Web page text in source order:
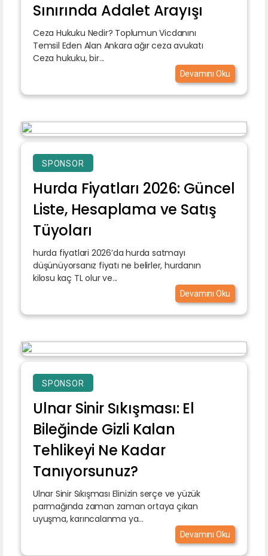
Sınırında Adalet Arayışı
Ceza Hukuku Nedir? Toplumun Vicdanını
Temsil Eden Alan Ankara ağır ceza avukatı
Ceza hukuku, bir...
Devamını Oku
SPONSOR
Hurda Fiyatları 2026: Güncel
Liste, Hesaplama ve Satış
Tüyoları
hurda fiyatlari 2026’da hurda satmayı
düşünüyorsanız fiyatı ne belirler, hurdanın
kilosu kaç TL olur ve...
Devamını Oku
SPONSOR
Ulnar Sinir Sıkışması: El
Bileğinde Gizli Kalan
Tehlikeyi Ne Kadar
Tanıyorsunuz?
Ulnar Sinir Sıkışması Elinizin serçe ve yüzük
parmağında zaman zaman ortaya çıkan
uyuşma, karıncalanma ya...
Devamını Oku